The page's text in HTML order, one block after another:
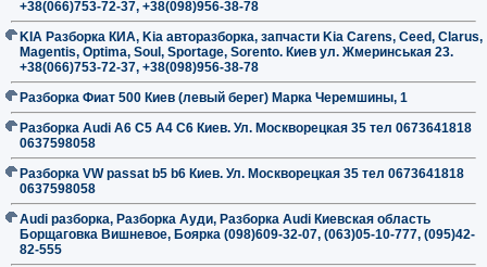
+38(066)753-72-37, +38(098)956-38-78
KIA Разборка КИА, Kia авторазборка, запчасти Kia Carens, Ceed, Clarus,
Magentis, Optima, Soul, Sportage, Sorento. Киев ул. Жмеринськая 23.
+38(066)753-72-37, +38(098)956-38-78
Разборка Фиат 500 Киев (левый берег) Марка Черемшины, 1
Разборка Audi A6 C5 A4 C6 Киев. Ул. Москворецкая 35 тел 0673641818
0637598058
Разборка VW passat b5 b6 Киев. Ул. Москворецкая 35 тел 0673641818
0637598058
Audi разборка, Разборка Ауди, Разборка Audi Киевская область
Борщаговка Вишневое, Боярка (098)609-32-07, (063)05-10-777, (095)42-
82-555